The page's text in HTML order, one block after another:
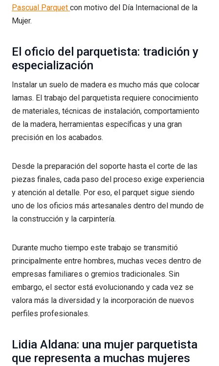
Pascual Parquet con motivo del Día Internacional de la
Mujer.
El oficio del parquetista: tradición y
especialización
Instalar un suelo de madera es mucho más que colocar
lamas. El trabajo del parquetista requiere conocimiento
de materiales, técnicas de instalación, comportamiento
de la madera, herramientas específicas y una gran
precisión en los acabados.
Desde la preparación del soporte hasta el corte de las
piezas finales, cada paso del proceso exige experiencia
y atención al detalle. Por eso, el parquet sigue siendo
uno de los oficios más artesanales dentro del mundo de
la construcción y la carpintería.
Durante mucho tiempo este trabajo se transmitió
principalmente entre hombres, muchas veces dentro de
empresas familiares o gremios tradicionales. Sin
embargo, el sector está evolucionando y cada vez se
valora más la diversidad y la incorporación de nuevos
perfiles profesionales.
Lidia Aldana: una mujer parquetista
que representa a muchas mujeres